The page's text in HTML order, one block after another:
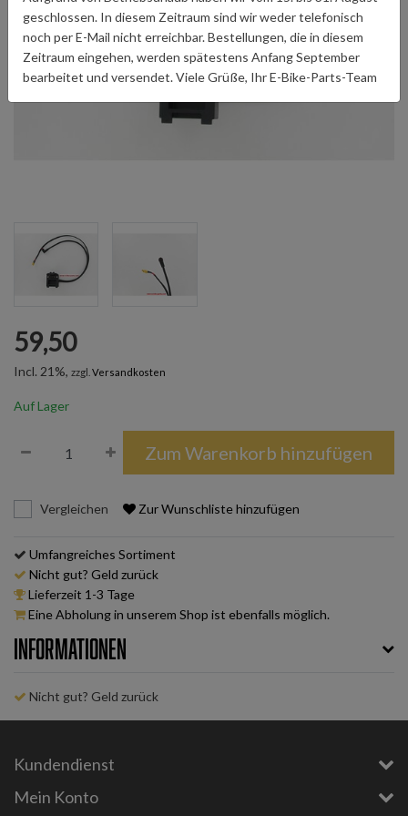
59,50
Incl. 21%, zzgl. Versandkosten
Auf Lager
Zum Warenkorb hinzufügen
Vergleichen Zur Wunschliste hinzufügen
Umfangreiches Sortiment
Nicht gut? Geld zurück
Lieferzeit 1-3 Tage
Eine Abholung in unserem Shop ist ebenfalls möglich.
Informationen
Nicht gut? Geld zurück
Kundendienst
Mein Konto
geschlossen. In diesem Zeitraum sind wir weder telefonisch
noch per E-Mail nicht erreichbar. Bestellungen, die in diesem
Zeitraum eingehen, werden spätestens Anfang September
bearbeitet und versendet. Viele Grüße, Ihr E-Bike-Parts-Team